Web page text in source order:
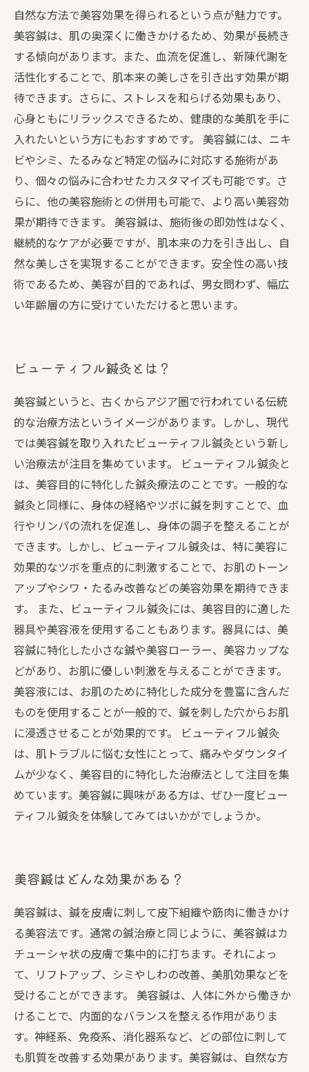
自然な方法で美容効果を得られるという点が魅力です。
美容鍼は、肌の奥深くに働きかけるため、効果が長続き
する傾向があります。また、血流を促進し、新陳代謝を
活性化することで、肌本来の美しさを引き出す効果が期
待できます。さらに、ストレスを和らげる効果もあり、
心身ともにリラックスできるため、健康的な美肌を手に
入れたいという方にもおすすめです。 美容鍼には、ニキ
ビやシミ、たるみなど特定の悩みに対応する施術があ
り、個々の悩みに合わせたカスタマイズも可能です。さ
らに、他の美容施術との併用も可能で、より高い美容効
果が期待できます。 美容鍼は、施術後の即効性はなく、
継続的なケアが必要ですが、肌本来の力を引き出し、自
然な美しさを実現することができます。安全性の高い技
術であるため、美容が目的であれば、男女問わず、幅広
い年齢層の方に受けていただけると思います。
ビューティフル鍼灸とは？
美容鍼というと、古くからアジア圏で行われている伝統
的な治療方法というイメージがあります。しかし、現代
では美容鍼を取り入れたビューティフル鍼灸という新し
い治療法が注目を集めています。 ビューティフル鍼灸と
は、美容目的に特化した鍼灸療法のことです。一般的な
鍼灸と同様に、身体の経絡やツボに鍼を刺すことで、血
行やリンパの流れを促進し、身体の調子を整えることが
できます。しかし、ビューティフル鍼灸は、特に美容に
効果的なツボを重点的に刺激することで、お肌のトーン
アップやシワ・たるみ改善などの美容効果を期待できま
す。 また、ビューティフル鍼灸には、美容目的に適した
器具や美容液を使用することもあります。器具には、美
容鍼に特化した小さな鍼や美容ローラー、美容カップな
どがあり、お肌に優しい刺激を与えることができます。
美容液には、お肌のために特化した成分を豊富に含んだ
ものを使用することが一般的で、鍼を刺した穴からお肌
に浸透させることが効果的です。 ビューティフル鍼灸
は、肌トラブルに悩む女性にとって、痛みやダウンタイ
ムが少なく、美容目的に特化した治療法として注目を集
めています。美容鍼に興味がある方は、ぜひ一度ビュー
ティフル鍼灸を体験してみてはいかがでしょうか。
美容鍼はどんな効果がある？
美容鍼は、鍼を皮膚に刺して皮下組織や筋肉に働きかけ
る美容法です。通常の鍼治療と同じように、美容鍼はカ
チューシャ状の皮膚で集中的に打ちます。それによっ
て、リフトアップ、シミやしわの改善、美肌効果などを
受けることができます。 美容鍼は、人体に外から働きか
けることで、内面的なバランスを整える作用がありま
す。神経系、免疫系、消化器系など、どの部位に刺して
も肌質を改善する効果があります。美容鍼は、自然な方